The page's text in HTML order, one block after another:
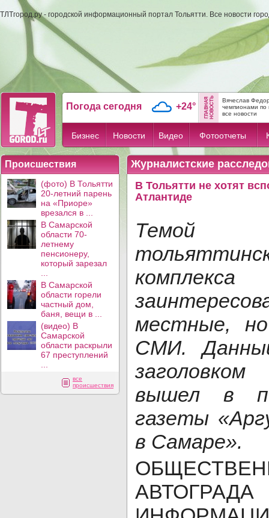
ТЛТгород.ру - городской информационный портал Тольятти. Все новости
Погода сегодня +24°
Вячеслав
чемпионами по
все новости
Бизнес Новости Видео Фотоотчеты
Происшествия
(фото) В Тольятти
20-летний парень
на «Приоре»
врезался в ...
В Самарской
области 70-
летнему
пенсионеру,
который зарезал
В Самарской
области горели
частный дом,
баня, вещи в ...
(видео) В
Самарской
области раскрыли
67 преступлений
все
происшествия
Журналистские
В Тольятти не хотят
Атлантиде
Темой
местные,
СМИ.
вышел в
газеты
в Самаре».